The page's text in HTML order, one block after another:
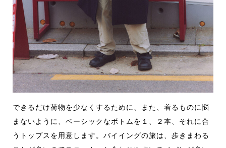
できるだけ荷物を少なくするために、また、着るものに悩
まないように、ベーシックなボトムを１、２本、それに合
うトップスを用意します。バイイングの旅は、歩きまわる